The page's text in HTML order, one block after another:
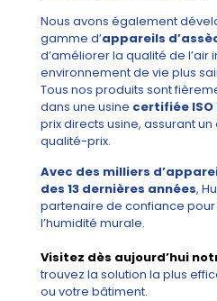
Nous avons également
gamme d’appareils
d’améliorer la qualité de l’air
environnement de vie plus
Tous nos produits sont
dans une usine certifiée ISO
prix directs usine, assurant
qualité-prix.
Avec des milliers
des 13 dernières années,
partenaire de confiance
l’humidité murale.
Visitez dès aujourd’hui
trouvez la solution la plus
ou votre bâtiment.